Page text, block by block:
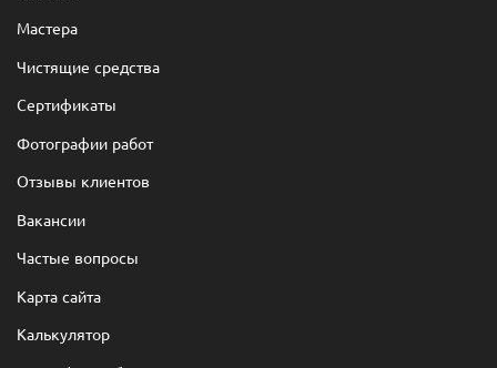
Мастера
Чистящие средства
Сертификаты
Фотографии работ
Отзывы клиентов
Вакансии
Частые вопросы
Карта сайта
Калькулятор